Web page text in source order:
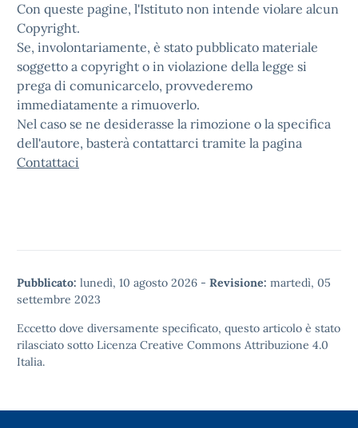
Con queste pagine, l'Istituto non intende violare alcun
Copyright.
Se, involontariamente, è stato pubblicato materiale
soggetto a copyright o in violazione della legge si
prega di comunicarcelo, provvederemo
immediatamente a rimuoverlo.
Nel caso se ne desiderasse la rimozione o la specifica
dell'autore, basterà contattarci tramite la pagina
Contattaci
Pubblicato: lunedì, 10 agosto 2026 - Revisione: martedì, 05
settembre 2023
Eccetto dove diversamente specificato, questo articolo è stato
rilasciato sotto Licenza Creative Commons Attribuzione 4.0
Italia.